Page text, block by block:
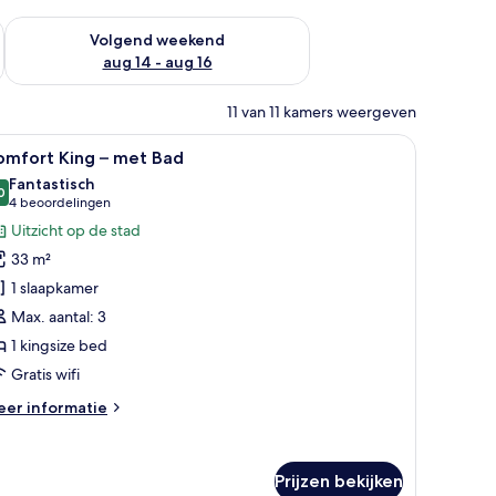
weekend aug 7 - aug 9
Volgend weekend
aug 14 - aug 16
De beschikbaarheid controleren voor volgend weekend aug
11 van 11 kamers weergeven
Uitzicht op de stad Comfort King – met Bad | Badkamer |
9 King – met Bad
van 10
Fantastisch
4 beoordelingen
(4
beoordelingen)
Uitzicht op de stad
33 m²
1 slaapkamer
Max. aantal: 3
1 kingsize bed
Gratis wifi
informatie
Prijzen bekijken